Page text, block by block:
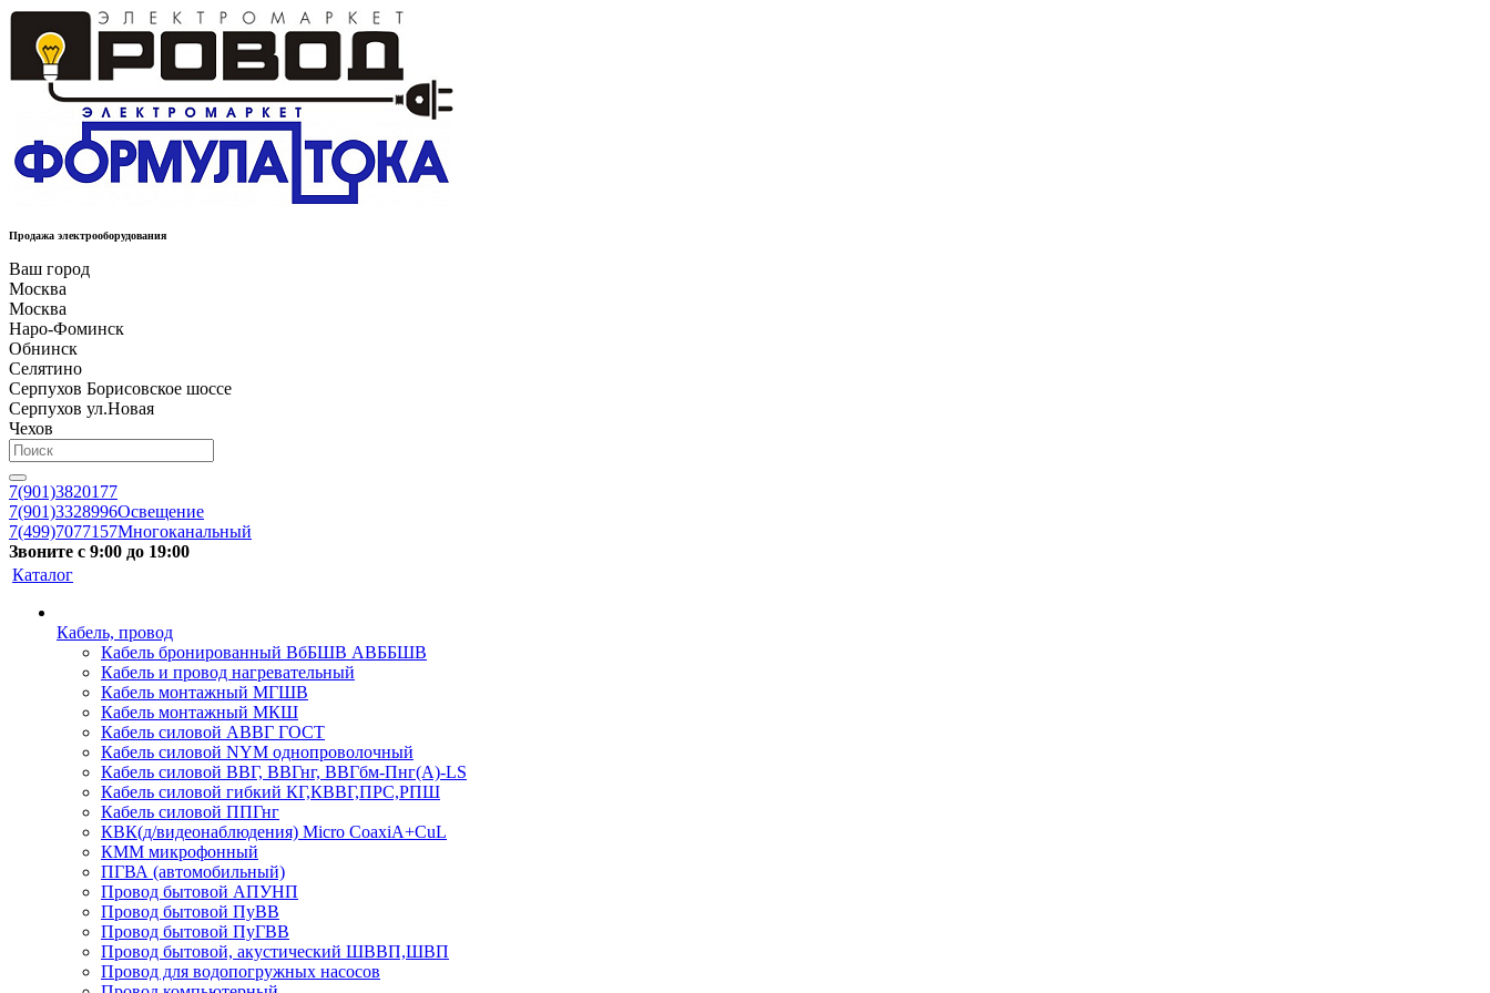
Продажа электрооборудования
Ваш город
Москва
Москва
Наро-Фоминск
Обнинск
Селятино
Серпухов Борисовское шоссе
Серпухов ул.Новая
Чехов
7(901)3820177
7(901)3328996Освещение
7(499)7077157Многоканальный
Звоните с 9:00 до 19:00
Каталог
Кабель, провод
Кабель бронированный ВбБШВ АВББШВ
Кабель и провод нагревательный
Кабель монтажный МГШВ
Кабель монтажный МКШ
Кабель силовой АВВГ ГОСТ
Кабель силовой NYM однопроволочный
Кабель силовой ВВГ, ВВГнг, ВВГбм-Пнг(А)-LS
Кабель силовой гибкий КГ,КВВГ,ПРС,РПШ
Кабель силовой ППГнг
КВК(д/видеонаблюдения) Micro CoaxiA+CuL
КММ микрофонный
ПГВА (автомобильный)
Провод бытовой АПУНП
Провод бытовой ПуВВ
Провод бытовой ПуГВВ
Провод бытовой, акустический ШВВП,ШВП
Провод для водопогружных насосов